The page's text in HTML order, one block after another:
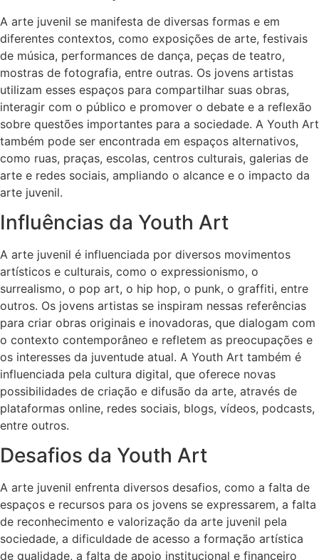
A arte juvenil se manifesta de diversas formas e em
diferentes contextos, como exposições de arte, festivais
de música, performances de dança, peças de teatro,
mostras de fotografia, entre outras. Os jovens artistas
utilizam esses espaços para compartilhar suas obras,
interagir com o público e promover o debate e a reflexão
sobre questões importantes para a sociedade. A Youth Art
também pode ser encontrada em espaços alternativos,
como ruas, praças, escolas, centros culturais, galerias de
arte e redes sociais, ampliando o alcance e o impacto da
arte juvenil.
Influências da Youth Art
A arte juvenil é influenciada por diversos movimentos
artísticos e culturais, como o expressionismo, o
surrealismo, o pop art, o hip hop, o punk, o graffiti, entre
outros. Os jovens artistas se inspiram nessas referências
para criar obras originais e inovadoras, que dialogam com
o contexto contemporâneo e refletem as preocupações e
os interesses da juventude atual. A Youth Art também é
influenciada pela cultura digital, que oferece novas
possibilidades de criação e difusão da arte, através de
plataformas online, redes sociais, blogs, vídeos, podcasts,
entre outros.
Desafios da Youth Art
A arte juvenil enfrenta diversos desafios, como a falta de
espaços e recursos para os jovens se expressarem, a falta
de reconhecimento e valorização da arte juvenil pela
sociedade, a dificuldade de acesso a formação artística
de qualidade, a falta de apoio institucional e financeiro